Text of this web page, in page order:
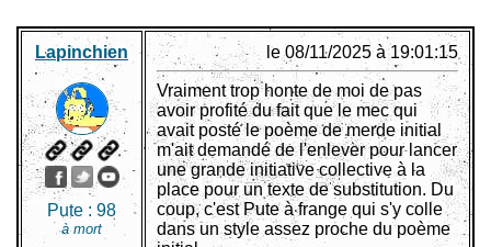
Lapinchien
Pute : 98
à mort
le 08/11/2025 à 19:01:15
Vraiment trop honte de moi de pas
avoir profité du fait que le mec qui
avait posté le poème de merde initial
m'ait demandé de l'enlever pour lancer
une grande initiative collective à la
place pour un texte de substitution. Du
coup, c'est Pute à frange qui s'y colle
dans un style assez proche du poème